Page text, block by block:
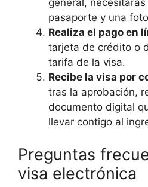
general,
pasaporte y una
Realiza el pago en
tarjeta de crédito o
tarifa de la visa.
Recibe la visa por
tras la aprobación,
documento digital
llevar contigo al
Preguntas
visa electrónica